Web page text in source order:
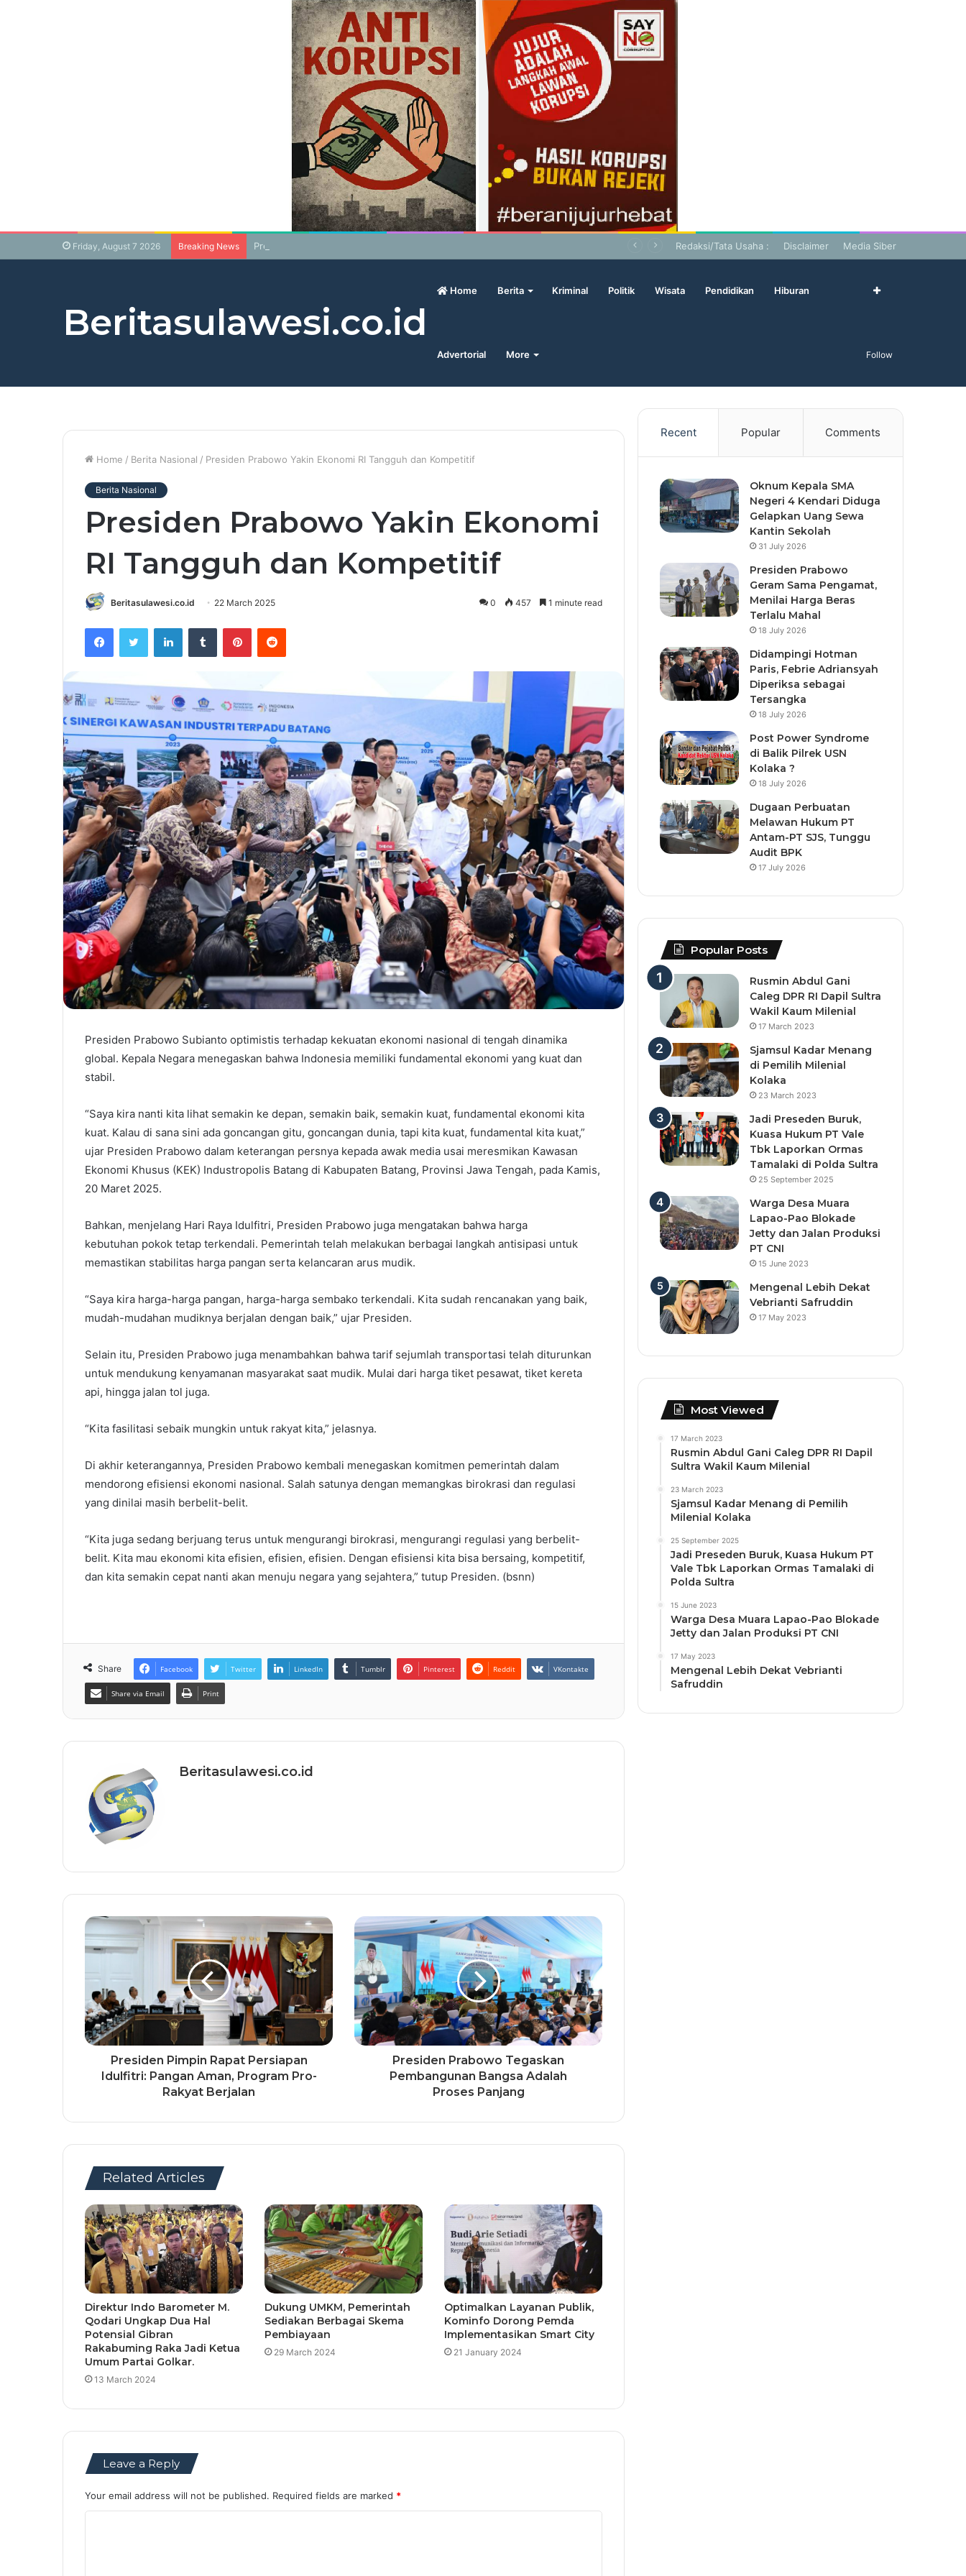
Friday, August 7 2026 Breaking News Presiden Prabowo Geram Sama Pengamat, Menilai Harga Beras Terlalu Mahal Redaksi/Tata Usaha : Disclaimer Media Siber
Beritasulawesi.co.id
Home Berita Kriminal Politik Wisata Pendidikan Hiburan
Advertorial More Follow
Home / Berita Nasional / Presiden Prabowo Yakin Ekonomi RI Tangguh dan Kompetitif
Berita Nasional
Presiden Prabowo Yakin Ekonomi
RI Tangguh dan Kompetitif
Beritasulawesi.co.id 22 March 2025 0 457 1 minute read
Presiden Prabowo Subianto optimistis terhadap kekuatan ekonomi nasional di tengah dinamika
global. Kepala Negara menegaskan bahwa Indonesia memiliki fundamental ekonomi yang kuat dan
stabil.
“Saya kira nanti kita lihat semakin ke depan, semakin baik, semakin kuat, fundamental ekonomi kita
kuat. Kalau di sana sini ada goncangan gitu, goncangan dunia, tapi kita kuat, fundamental kita kuat,”
ujar Presiden Prabowo dalam keterangan persnya kepada awak media usai meresmikan Kawasan
Ekonomi Khusus (KEK) Industropolis Batang di Kabupaten Batang, Provinsi Jawa Tengah, pada Kamis,
20 Maret 2025.
Bahkan, menjelang Hari Raya Idulfitri, Presiden Prabowo juga mengatakan bahwa harga
kebutuhan pokok tetap terkendali. Pemerintah telah melakukan berbagai langkah antisipasi untuk
memastikan stabilitas harga pangan serta kelancaran arus mudik.
“Saya kira harga-harga pangan, harga-harga sembako terkendali. Kita sudah rencanakan yang baik,
mudah-mudahan mudiknya berjalan dengan baik,” ujar Presiden.
Selain itu, Presiden Prabowo juga menambahkan bahwa tarif sejumlah transportasi telah diturunkan
untuk mendukung kenyamanan masyarakat saat mudik. Mulai dari harga tiket pesawat, tiket kereta
api, hingga jalan tol juga.
“Kita fasilitasi sebaik mungkin untuk rakyat kita,” jelasnya.
Di akhir keterangannya, Presiden Prabowo kembali menegaskan komitmen pemerintah dalam
mendorong efisiensi ekonomi nasional. Salah satunya dengan memangkas birokrasi dan regulasi
yang dinilai masih berbelit-belit.
“Kita juga sedang berjuang terus untuk mengurangi birokrasi, mengurangi regulasi yang berbelit-
belit. Kita mau ekonomi kita efisien, efisien, efisien. Dengan efisiensi kita bisa bersaing, kompetitif,
dan kita semakin cepat nanti akan menuju negara yang sejahtera,” tutup Presiden. (bsnn)
Share Facebook Twitter LinkedIn Tumblr Pinterest Reddit VKontakte
Share via Email Print
Beritasulawesi.co.id
Presiden Pimpin Rapat Persiapan
Idulfitri: Pangan Aman, Program Pro-
Rakyat Berjalan
Presiden Prabowo Tegaskan
Pembangunan Bangsa Adalah
Proses Panjang
Related Articles
Direktur Indo Barometer M.
Qodari Ungkap Dua Hal
Potensial Gibran
Rakabuming Raka Jadi Ketua
Umum Partai Golkar.
13 March 2024
Dukung UMKM, Pemerintah
Sediakan Berbagai Skema
Pembiayaan
29 March 2024
Optimalkan Layanan Publik,
Kominfo Dorong Pemda
Implementasikan Smart City
21 January 2024
Leave a Reply
Your email address will not be published. Required fields are marked *
Recent Popular Comments
Oknum Kepala SMA
Negeri 4 Kendari Diduga
Gelapkan Uang Sewa
Kantin Sekolah
31 July 2026
Presiden Prabowo
Geram Sama Pengamat,
Menilai Harga Beras
Terlalu Mahal
18 July 2026
Didampingi Hotman
Paris, Febrie Adriansyah
Diperiksa sebagai
Tersangka
18 July 2026
Post Power Syndrome
di Balik Pilrek USN
Kolaka ?
18 July 2026
Dugaan Perbuatan
Melawan Hukum PT
Antam-PT SJS, Tunggu
Audit BPK
17 July 2026
Popular Posts
Rusmin Abdul Gani
Caleg DPR RI Dapil Sultra
Wakil Kaum Milenial
17 March 2023
Sjamsul Kadar Menang
di Pemilih Milenial
Kolaka
23 March 2023
Jadi Preseden Buruk,
Kuasa Hukum PT Vale
Tbk Laporkan Ormas
Tamalaki di Polda Sultra
25 September 2025
Warga Desa Muara
Lapao-Pao Blokade
Jetty dan Jalan Produksi
PT CNI
15 June 2023
Mengenal Lebih Dekat
Vebrianti Safruddin
17 May 2023
Most Viewed
17 March 2023
Rusmin Abdul Gani Caleg DPR RI Dapil
Sultra Wakil Kaum Milenial
23 March 2023
Sjamsul Kadar Menang di Pemilih
Milenial Kolaka
25 September 2025
Jadi Preseden Buruk, Kuasa Hukum PT
Vale Tbk Laporkan Ormas Tamalaki di
Polda Sultra
15 June 2023
Warga Desa Muara Lapao-Pao Blokade
Jetty dan Jalan Produksi PT CNI
17 May 2023
Mengenal Lebih Dekat Vebrianti
Safruddin